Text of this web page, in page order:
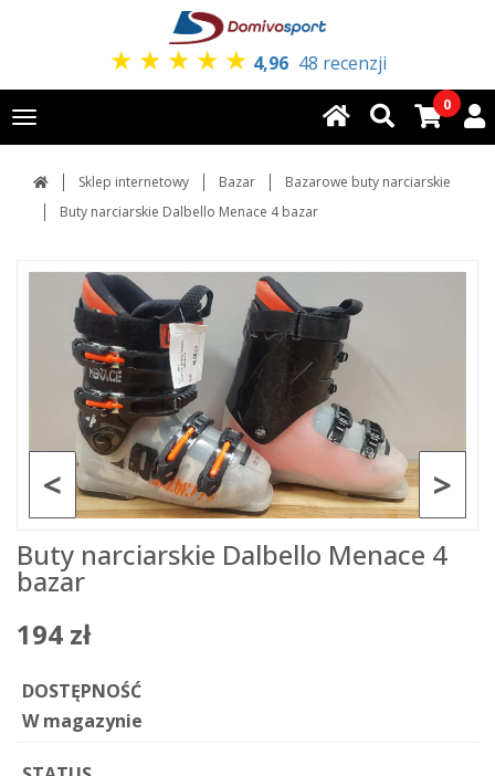
★ ★ ★ ★ ★ 4,96 48 recenzji
Toggle
navigation
0
Sklep internetowy Bazar
Bazarowe buty narciarskie
Buty narciarskie Dalbello Menace 4 bazar
>
<
Buty narciarskie Dalbello Menace 4
bazar
194 zł
DOSTĘPNOŚĆ
W magazynie